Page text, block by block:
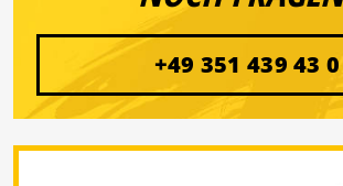
+49 351 439 43 0